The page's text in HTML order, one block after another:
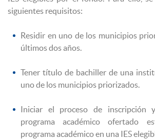
siguientes requisitos:
Residir en uno de los municipios
últimos dos años.
Tener título de bachiller de una
uno de los municipios priorizados.
Iniciar el proceso de inscripción
programa académico ofertado
programa académico en una IES